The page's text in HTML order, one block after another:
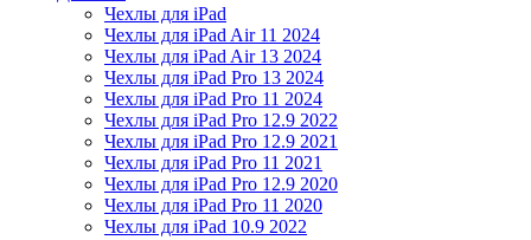
Чехлы для iPad
Чехлы для iPad Air 11 2024
Чехлы для iPad Air 13 2024
Чехлы для iPad Pro 13 2024
Чехлы для iPad Pro 11 2024
Чехлы для iPad Pro 12.9 2022
Чехлы для iPad Pro 12.9 2021
Чехлы для iPad Pro 11 2021
Чехлы для iPad Pro 12.9 2020
Чехлы для iPad Pro 11 2020
Чехлы для iPad 10.9 2022